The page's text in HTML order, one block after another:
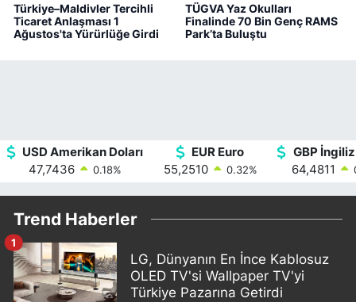
Türkiye–Maldivler Tercihli
Ticaret Anlaşması 1
Ağustos'ta Yürürlüğe Girdi
TÜGVA Yaz Okulları
Finalinde 70 Bin Genç RAMS
Park’ta Buluştu
USD Amerikan Doları
47,7436
0.18%
EUR Euro
55,2510
0.32%
GBP
64,4811
Trend Haberler
LG, Dünyanın En İnce Kablosuz
OLED TV'si Wallpaper TV'yi
Türkiye Pazarına Getirdi
1